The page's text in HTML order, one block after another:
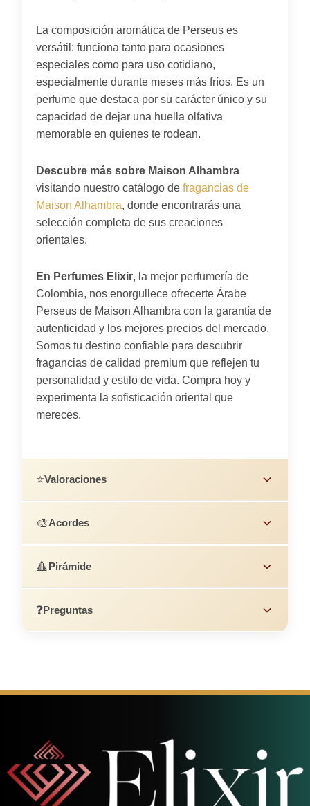
La composición aromática de Perseus es
versátil: funciona tanto para ocasiones
especiales como para uso cotidiano,
especialmente durante meses más fríos. Es un
perfume que destaca por su carácter único y su
capacidad de dejar una huella olfativa
memorable en quienes te rodean.
Descubre más sobre Maison Alhambra
visitando nuestro catálogo de fragancias de
Maison Alhambra, donde encontrarás una
selección completa de sus creaciones
orientales.
En Perfumes Elixir, la mejor perfumería de
Colombia, nos enorgullece ofrecerte Árabe
Perseus de Maison Alhambra con la garantía de
autenticidad y los mejores precios del mercado.
Somos tu destino confiable para descubrir
fragancias de calidad premium que reflejen tu
personalidad y estilo de vida. Compra hoy y
experimenta la sofisticación oriental que
mereces.
⭐Valoraciones
🎨Acordes
🔺Pirámide
❓Preguntas